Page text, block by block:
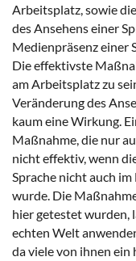
Arbeitsplatz, sowie
des Ansehens einer
Medienpräsenz einer
Die effektivste
am Arbeitsplatz zu
Veränderung des
kaum eine Wirkung.
Maßnahme, die nur
nicht effektiv, wenn
Sprache nicht auch
wurde. Die
hier getestet wurden,
echten Welt
da viele von ihnen